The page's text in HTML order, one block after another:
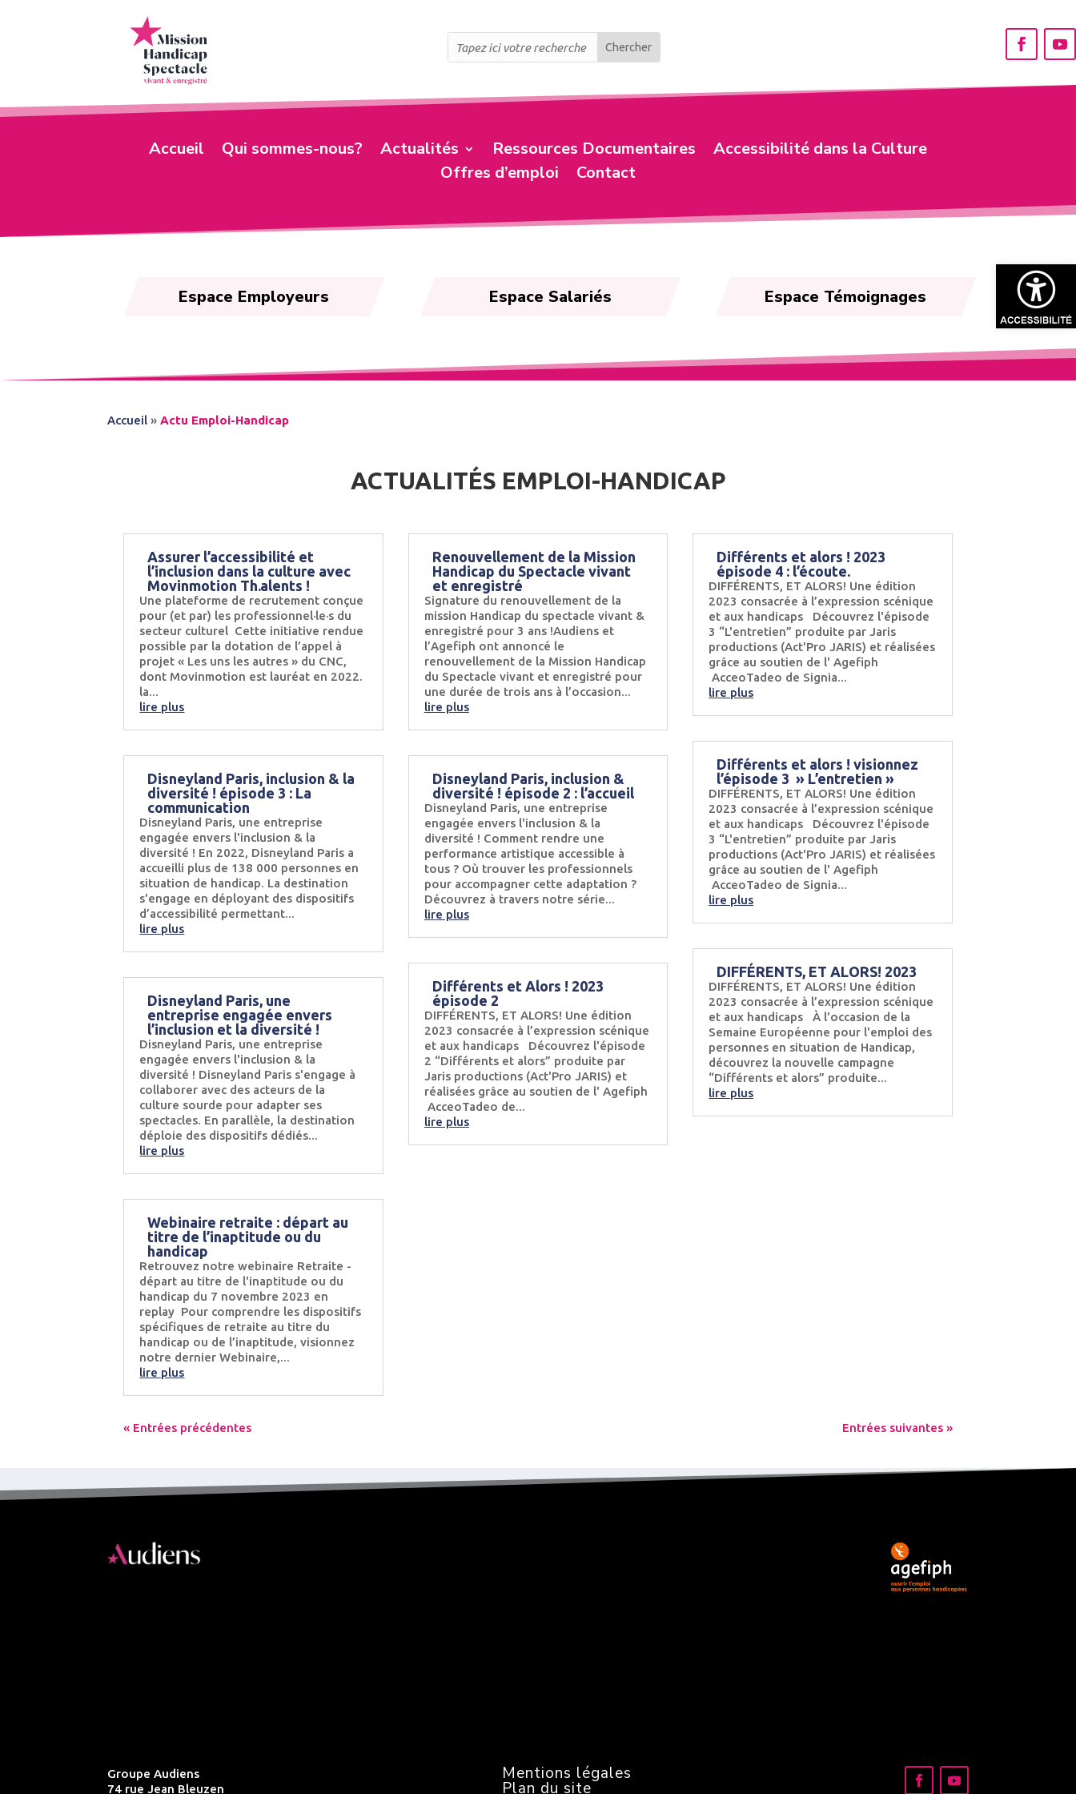
Ouvrir la
Accueil Qui sommes-nous? Actualités Ressources Documentaires
Accessibilité dans la Culture
Offres d’emploi
Contact
Espace Employeurs Espace Salariés Espace Témoignages
Accueil »Actu Emploi-Handicap
ACTUALITÉS EMPLOI-HANDICAP
Assurer l’accessibilité et
l’inclusion dans la culture avec
Movinmotion Th.alents !
Une plateforme de recrutement conçue
pour (et par) les professionnel·le·s du
secteur culturel Cette initiative rendue
possible par la dotation de l’appel à
projet « Les uns les autres » du CNC,
dont Movinmotion est lauréat en 2022.
la...
lire plus
Disneyland Paris, inclusion & la
diversité ! épisode 3 : La
communication
Disneyland Paris, une entreprise
engagée envers l'inclusion & la
diversité ! En 2022, Disneyland Paris a
accueilli plus de 138 000 personnes en
situation de handicap. La destination
s'engage en déployant des dispositifs
d’accessibilité permettant...
lire plus
Disneyland Paris, une
entreprise engagée envers
l’inclusion et la diversité !
Disneyland Paris, une entreprise
engagée envers l'inclusion & la
diversité ! Disneyland Paris s'engage à
collaborer avec des acteurs de la
culture sourde pour adapter ses
spectacles. En parallèle, la destination
déploie des dispositifs dédiés...
lire plus
Webinaire retraite : départ au
titre de l’inaptitude ou du
handicap
Retrouvez notre webinaire Retraite -
départ au titre de l'inaptitude ou du
handicap du 7 novembre 2023 en
replay Pour comprendre les dispositifs
spécifiques de retraite au titre du
handicap ou de l’inaptitude, visionnez
notre dernier Webinaire,...
lire plus
Renouvellement de la Mission
Handicap du Spectacle vivant
et enregistré
Signature du renouvellement de la
mission Handicap du spectacle vivant &
enregistré pour 3 ans !Audiens et
l’Agefiph ont annoncé le
renouvellement de la Mission Handicap
du Spectacle vivant et enregistré pour
une durée de trois ans à l’occasion...
lire plus
Disneyland Paris, inclusion &
diversité ! épisode 2 : l’accueil
Disneyland Paris, une entreprise
engagée envers l'inclusion & la
diversité ! Comment rendre une
performance artistique accessible à
tous ? Où trouver les professionnels
pour accompagner cette adaptation ?
Découvrez à travers notre série...
lire plus
Différents et Alors ! 2023
épisode 2
DIFFÉRENTS, ET ALORS! Une édition
2023 consacrée à l’expression scénique
et aux handicaps Découvrez l'épisode
2 “Différents et alors” produite par
Jaris productions (Act'Pro JARIS) et
réalisées grâce au soutien de l' Agefiph
AcceoTadeo de...
lire plus
Différents et alors ! 2023
épisode 4 : l’écoute.
DIFFÉRENTS, ET ALORS! Une édition
2023 consacrée à l’expression scénique
et aux handicaps Découvrez l'épisode
3 “L'entretien” produite par Jaris
productions (Act'Pro JARIS) et réalisées
grâce au soutien de l' Agefiph
AcceoTadeo de Signia...
lire plus
Différents et alors ! visionnez
l’épisode 3 » L’entretien »
DIFFÉRENTS, ET ALORS! Une édition
2023 consacrée à l’expression scénique
et aux handicaps Découvrez l'épisode
3 “L'entretien” produite par Jaris
productions (Act'Pro JARIS) et réalisées
grâce au soutien de l' Agefiph
AcceoTadeo de Signia...
lire plus
DIFFÉRENTS, ET ALORS! 2023
DIFFÉRENTS, ET ALORS! Une édition
2023 consacrée à l’expression scénique
et aux handicaps À l'occasion de la
Semaine Européenne pour l'emploi des
personnes en situation de Handicap,
découvrez la nouvelle campagne
“Différents et alors” produite...
lire plus
« Entrées précédentes Entrées suivantes »
Groupe Audiens
74 rue Jean Bleuzen
Mentions légales
Plan du site